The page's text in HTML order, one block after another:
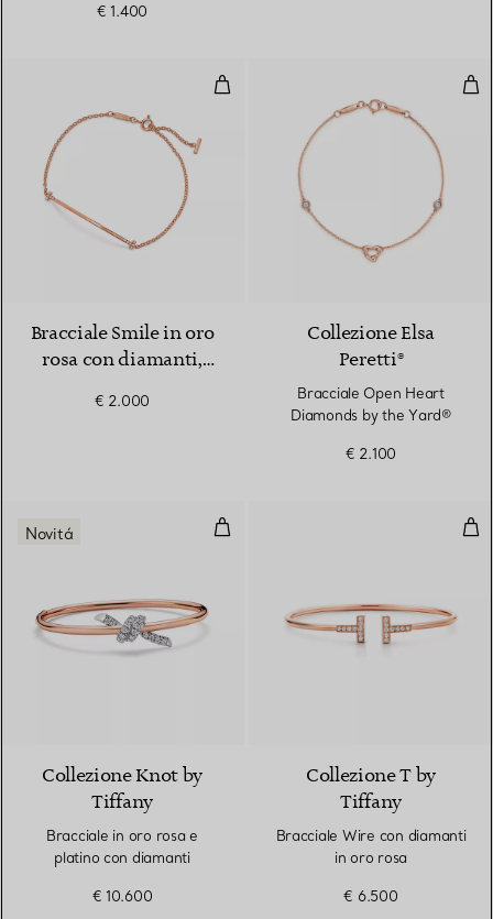
€ 1.400
Bracciale Smile in oro rosa con
Bracciale Smile in oro
rosa con diamanti,
by Tiffany
€ 2.000
Collezione Elsa
Peretti®
Bracciale Open Heart
Diamonds by the Yard®
€ 2.100
Bracciale in oro rosa e platino
Novitá
Collezione Knot by
Tiffany
Bracciale in oro rosa e
platino con diamanti
€ 10.600
Collezione T by
Tiffany
Bracciale Wire con diamanti
in oro rosa
€ 6.500